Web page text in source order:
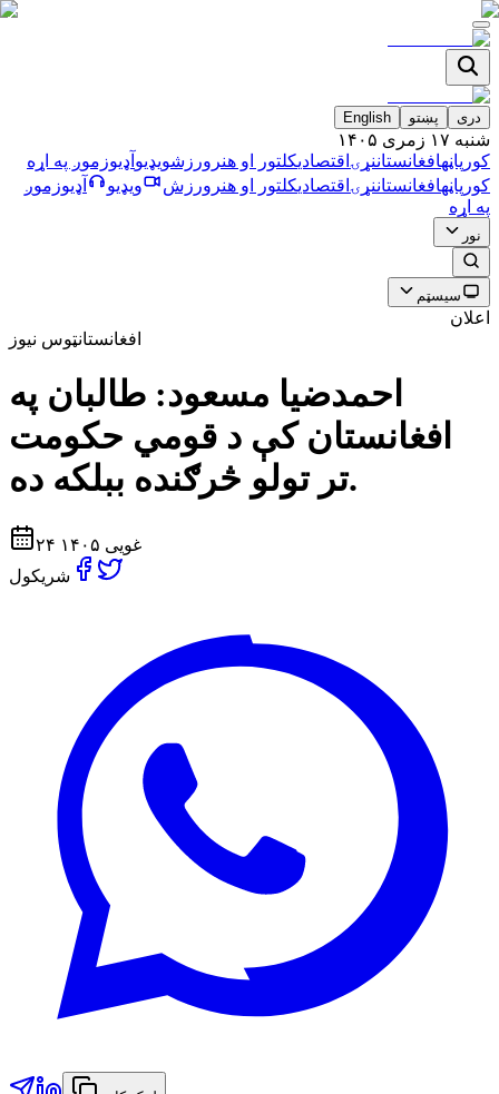
دری پښتو English
شنبه ۱۷ زمری ۱۴۰۵
کورپاڼهافغانستاننړۍ اقتصاديکلتور او هنر ورزشویډیو آډیوزموږ په اړه
کورپاڼهافغانستاننړۍ اقتصاديکلتور او هنر ورزش ویډیو آډیوزموږ
په اړه
نور
سیسټم
اعلان
افغانستانټوس نیوز
احمدضيا مسعود: طالبان په
افغانستان كې د قومي حكومت
تر تولو څرګنده ببلكه ده.
۲۴ غویی ۱۴۰۵
شریکول